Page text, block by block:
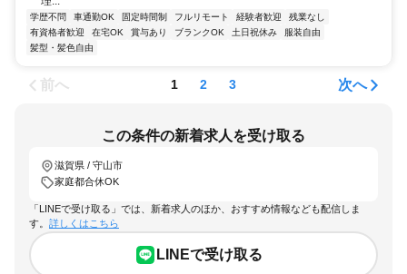
学歴不問 車通勤OK 固定時間制 フルリモート 経験者歓迎
残業なし
有資格者歓迎
在宅OK 賞与あり ブランクOK 土日祝休み
服装自由
髪型・髪色自由
前へ 1 2 3 次へ
この条件の新着求人を受け取る
滋賀県 / 守山市
家庭都合休OK
「LINEで受け取る」では、新着求人のほか、おすすめ情報なども配信しま
す。 詳しくはこちら
LINEで受け取る